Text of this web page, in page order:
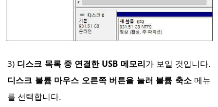
3) 디스크 목록 중 연결한 USB 메모리가 보일 것입니다.
디스크 볼륨 마우스 오른쪽 버튼을 눌러 볼륨 축소메뉴
를 선택합니다.